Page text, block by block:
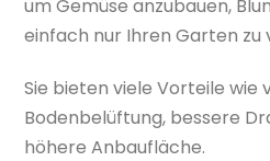
um Gemüse anzubauen,
einfach nur Ihren Garten zu
Sie bieten viele Vorteile wie
Bodenbelüftung, bessere
höhere Anbaufläche.